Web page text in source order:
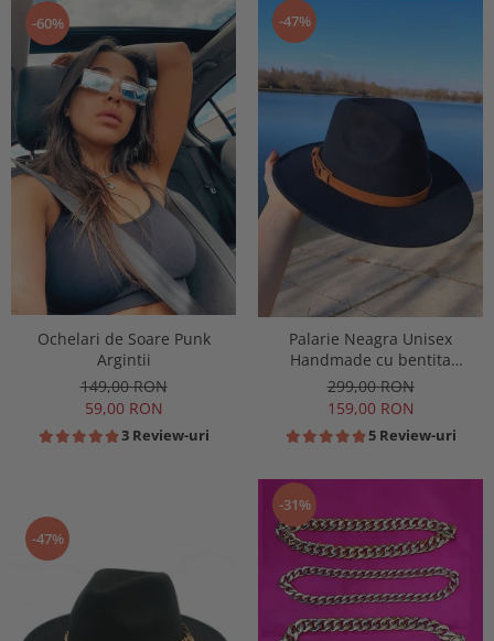
-60%
Ochelari de Soare Punk
Argintii
149,00 RON
59,00 RON
3 Review-uri
-47%
Palarie Neagra Unisex
Handmade cu bentita
detasabila din piele maro
299,00 RON
159,00 RON
5 Review-uri
-47%
-31%